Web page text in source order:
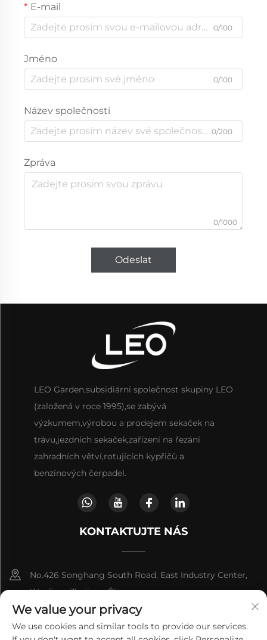
E-mail
0/100
Jméno
0/100
Název společnosti
0/200
Zpráva
0/1000
Odeslat
LEO Garden,subsidiární společnost skupiny LEO
(založená v roce 1995),se zabývá
výzkumem,výrobou a prodejem sekaček na
trávu,jezdních sekaček,zařízení na řezání
zahradních větví,rotujících kypřičů a
benzinových čerpadel.
KONTAKTUJTE NÁS
No.426 Songhang South Road, East Industry Center,
Wenling, Zhejiang,Čína
+86-13566672939
We value your privacy
We use cookies and similar tools to provide our services.